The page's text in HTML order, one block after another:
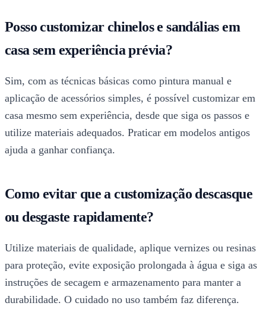
Posso customizar chinelos e sandálias em
casa sem experiência prévia?
Sim, com as técnicas básicas como pintura manual e
aplicação de acessórios simples, é possível customizar em
casa mesmo sem experiência, desde que siga os passos e
utilize materiais adequados. Praticar em modelos antigos
ajuda a ganhar confiança.
Como evitar que a customização descasque
ou desgaste rapidamente?
Utilize materiais de qualidade, aplique vernizes ou resinas
para proteção, evite exposição prolongada à água e siga as
instruções de secagem e armazenamento para manter a
durabilidade. O cuidado no uso também faz diferença.